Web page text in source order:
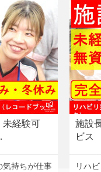
未経験可
気持ちが仕事
施設
ビス
リハ